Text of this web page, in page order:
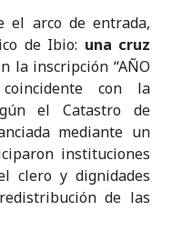
el arco de entrada,
de Ibio: una cruz
la inscripción “AÑO
con la
el Catastro de
mediante un
instituciones
clero y dignidades
de las